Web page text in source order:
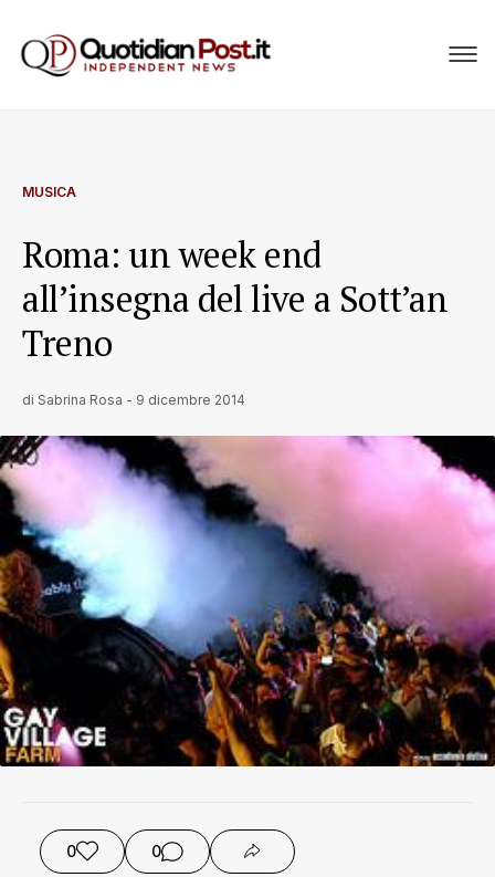
MUSICA
Roma: un week end
all’insegna del live a Sott’an
Treno
di Sabrina Rosa - 9 dicembre 2014
0 0